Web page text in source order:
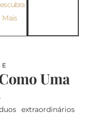
Mais
Uma
extraordinários